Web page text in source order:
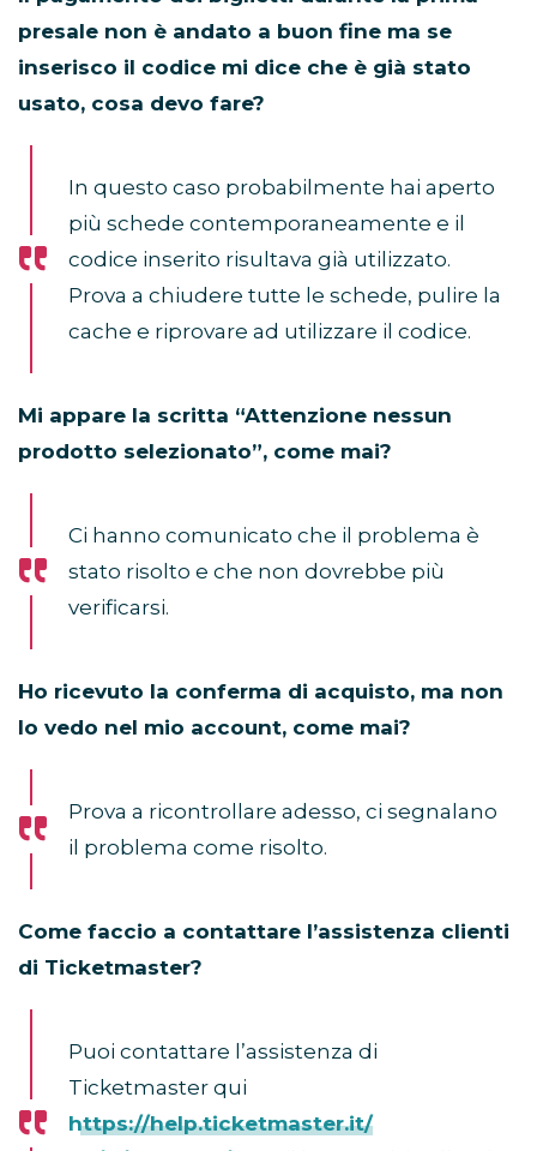
presale non è andato a buon fine ma se
inserisco il codice mi dice che è già stato
usato, cosa devo fare?
In questo caso probabilmente hai aperto
più schede contemporaneamente e il
codice inserito risultava già utilizzato.
Prova a chiudere tutte le schede, pulire la
cache e riprovare ad utilizzare il codice.
Mi appare la scritta “Attenzione nessun
prodotto selezionato”, come mai?
Ci hanno comunicato che il problema è
stato risolto e che non dovrebbe più
verificarsi.
Ho ricevuto la conferma di acquisto, ma non
lo vedo nel mio account, come mai?
Prova a ricontrollare adesso, ci segnalano
il problema come risolto.
Come faccio a contattare l’assistenza clienti
di Ticketmaster?
Puoi contattare l’assistenza di
Ticketmaster qui
https://help.ticketmaster.it/